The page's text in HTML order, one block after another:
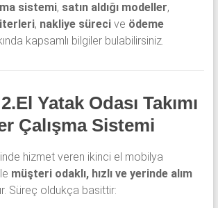
sistemi, satın aldığı modeller,
, nakliye sürecive ödeme
kapsamlı bilgiler bulabilirsiniz.
Yatak Odası Takımı
Çalışma Sistemi
hizmet veren ikinci el mobilya
müşteri odaklı, hızlı ve yerinde alım
Süreç oldukça basittir: